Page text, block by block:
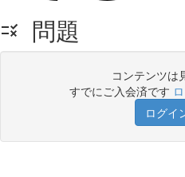
問題
コンテンツは
すでにご入会済です
ログイ